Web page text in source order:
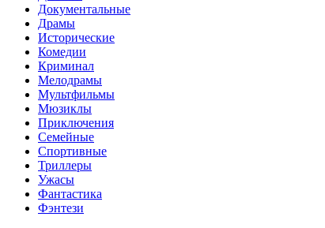
Документальные
Драмы
Исторические
Комедии
Криминал
Мелодрамы
Мультфильмы
Мюзиклы
Приключения
Семейные
Спортивные
Триллеры
Ужасы
Фантастика
Фэнтези